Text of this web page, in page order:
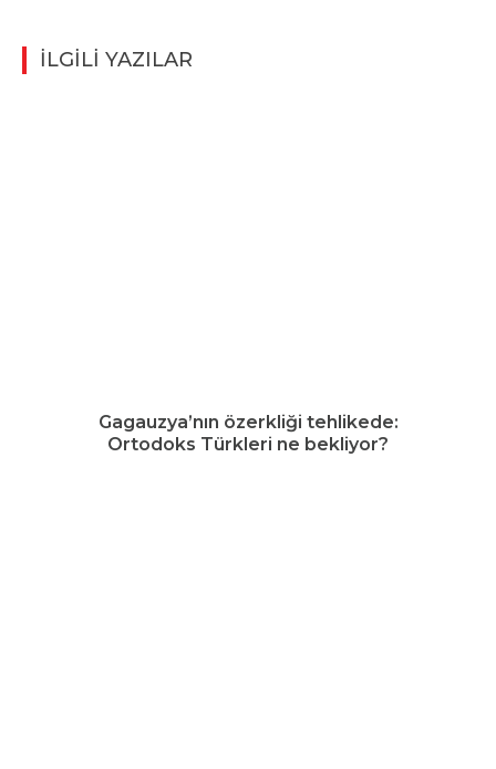
İLGİLİ YAZILAR
Gagauzya’nın özerkliği tehlikede:
Ortodoks Türkleri ne bekliyor?